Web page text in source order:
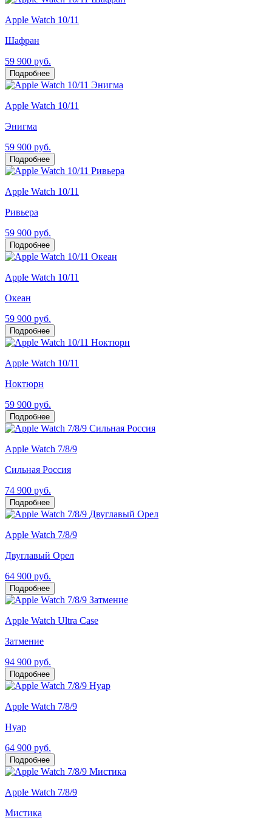
Apple Watch 10/11
Шафран
59 900 руб.
Подробнее
Apple Watch 10/11
Энигма
59 900 руб.
Подробнее
Apple Watch 10/11
Ривьера
59 900 руб.
Подробнее
Apple Watch 10/11
Океан
59 900 руб.
Подробнее
Apple Watch 10/11
Ноктюрн
59 900 руб.
Подробнее
Apple Watch 7/8/9
Сильная Россия
74 900 руб.
Подробнее
Apple Watch 7/8/9
Двуглавый Орел
64 900 руб.
Подробнее
Apple Watch Ultra Case
Затмение
94 900 руб.
Подробнее
Apple Watch 7/8/9
Нуар
64 900 руб.
Подробнее
Apple Watch 7/8/9
Мистика